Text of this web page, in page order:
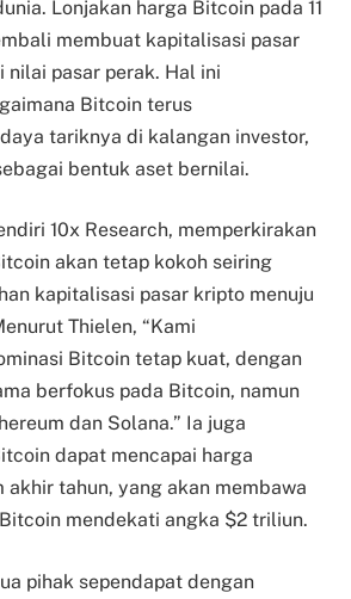
Lonjakan harga Bitcoin pada 11
membuat kapitalisasi pasar
nilai pasar perak. Hal ini
Bitcoin terus
tariknya di kalangan investor,
bentuk aset bernilai.
10x Research, memperkirakan
akan tetap kokoh seiring
kapitalisasi pasar kripto menuju
Thielen, “Kami
Bitcoin tetap kuat, dengan
berfokus pada Bitcoin, namun
dan Solana.” Ia juga
dapat mencapai harga
akhir tahun, yang akan membawa
mendekati angka $2 triliun.
pihak sependapat dengan